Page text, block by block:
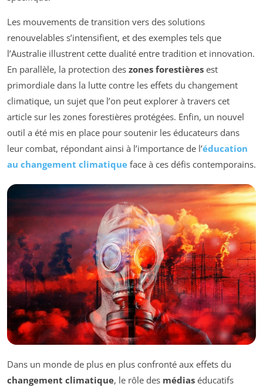
Les mouvements de transition vers des solutions
renouvelables s’intensifient, et des exemples tels que
l’Australie illustrent cette dualité entre tradition et innovation.
En parallèle, la protection des zones forestières est
primordiale dans la lutte contre les effets du changement
climatique, un sujet que l’on peut explorer à travers cet
article sur les zones forestières protégées. Enfin, un nouvel
outil a été mis en place pour soutenir les éducateurs dans
leur combat, répondant ainsi à l’importance de l’éducation
au changement climatique face à ces défis contemporains.
Dans un monde de plus en plus confronté aux effets du
changement climatique, le rôle des médias éducatifs